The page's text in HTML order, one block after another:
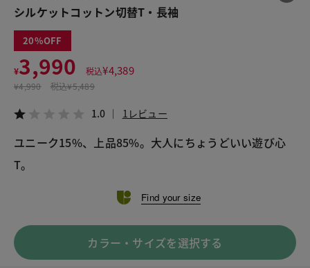
シルケットコットン切替T・長袖
20
¥3,990 税込¥4,389
¥4,990 税込¥5,489
1.0 1レビュー
ユニーク15%、上品85%。大人にちょうどいい遊び心
T。
Find your size
カラー・サイズを選択する
シルケットコットン切替T・長袖
LINE X